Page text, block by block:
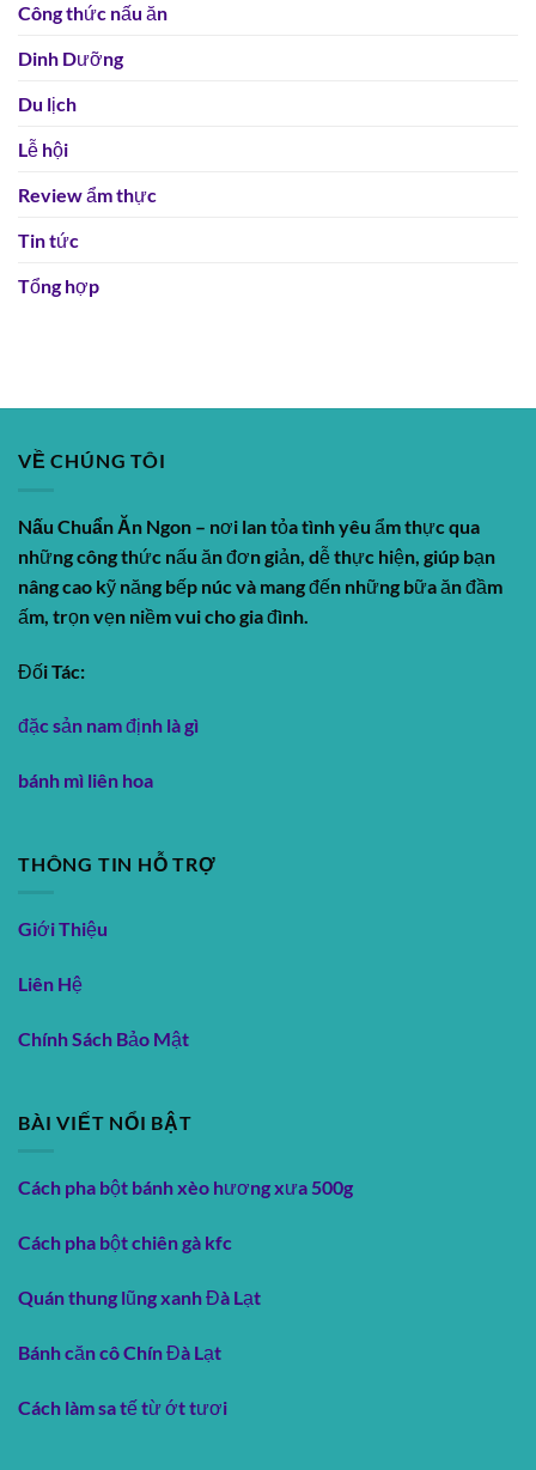
Công thức nấu ăn
Dinh Dưỡng
Du lịch
Lễ hội
Review ẩm thực
Tin tức
Tổng hợp
VỀ CHÚNG TÔI
Nấu Chuẩn Ăn Ngon – nơi lan tỏa tình yêu ẩm thực qua
những công thức nấu ăn đơn giản, dễ thực hiện, giúp bạn
nâng cao kỹ năng bếp núc và mang đến những bữa ăn đầm
ấm, trọn vẹn niềm vui cho gia đình.
Đối Tác:
đặc sản nam định là gì
bánh mì liên hoa
THÔNG TIN HỖ TRỢ
Giới Thiệu
Liên Hệ
Chính Sách Bảo Mật
BÀI VIẾT NỔI BẬT
Cách pha bột bánh xèo hương xưa 500g
Cách pha bột chiên gà kfc
Quán thung lũng xanh Đà Lạt
Bánh căn cô Chín Đà Lạt
Cách làm sa tế từ ớt tươi